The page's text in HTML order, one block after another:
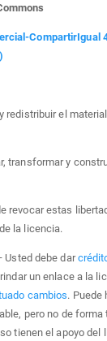
CompartirIgual
redistribuir el
transformar y
revocar estas
la licencia.
Usted debe dar
un enlace a la
cambios. Puede
pero no de forma
tienen el apoyo del